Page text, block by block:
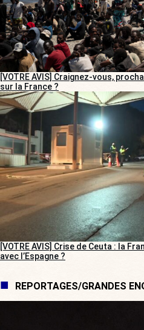
[VOTRE AVIS] Craignez-vous,
sur la France ?
[VOTRE AVIS] Crise de Ceuta : la
avec l’Espagne ?
REPORTAGES/GRANDES